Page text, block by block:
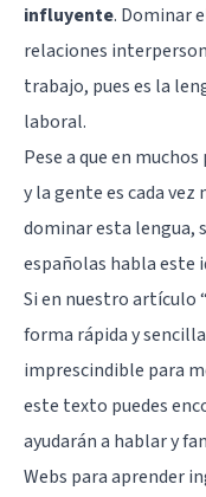
influyente. Dominar
relaciones
trabajo, pues es la
laboral.
Pese a que en
y la gente es cada
dominar esta lengua,
españolas habla este
Si en nuestro artículo “
forma rápida y sencilla
imprescindible para
este texto puedes
ayudarán a hablar y
Webs para aprender